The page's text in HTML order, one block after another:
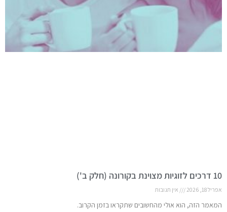
10 דרכים לזוגיות מצוינת בקורונה (חלק ב')
אפריל 18, 2026 אין תגובות
המאמר הזה, הוא אולי מהחשובים שתקראו בזמן הקרוב.